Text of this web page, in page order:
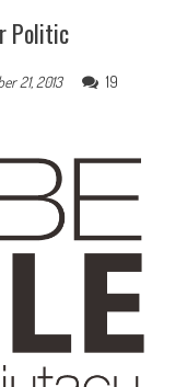
Politic
21, 2013
19